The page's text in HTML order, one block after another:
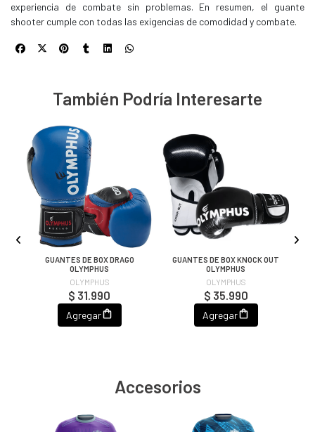
experiencia de combate sin problemas. En resumen, el guante
shooter cumple con todas las exigencias de comodidad y combate.
También Podría Interesarte
GUANTES DE BOX DRAGO
OLYMPHUS
OLYMPHUS
$ 31.990
Agregar
GUANTES DE BOX KNOCK OUT
OLYMPHUS
OLYMPHUS
$ 35.990
Agregar
Accesorios